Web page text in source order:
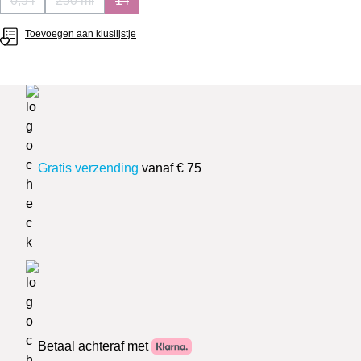
(Deze optie is momenteel niet beschikbaar.)
(Deze optie is momenteel niet beschikbaar.)
Toevoegen aan kluslijstje
Gratis verzending vanaf € 75
Betaal achteraf met